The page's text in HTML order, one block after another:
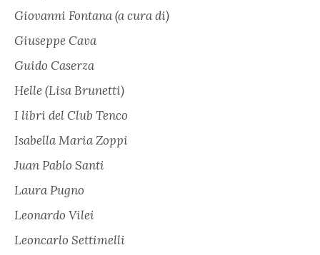
Giovanni Fontana (a cura di)
Giuseppe Cava
Guido Caserza
Helle (Lisa Brunetti)
I libri del Club Tenco
Isabella Maria Zoppi
Juan Pablo Santi
Laura Pugno
Leonardo Vilei
Leoncarlo Settimelli